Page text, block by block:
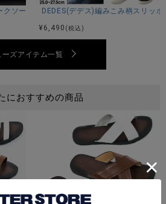
ソールブラックコンビネーションモカシン
DEDES(デデス)編みこみ柄スリッ
¥ 6,490 (税込)
ーズアイテム一覧
におすすめの商品